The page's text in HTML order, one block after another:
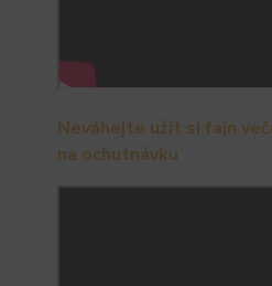
Neváhejte užít si fajn
na ochutnávku